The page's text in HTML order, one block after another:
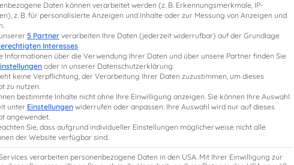
StB-Weiterbildung Lernplanung Studium
Daten können verarbeitet werden (z. B. Erkennungsmerkmale, IP-
z. B. für personalisierte Anzeigen und Inhalte oder zur Messung von Anzeigen und
5 Partner verarbeiten Ihre Daten (jederzeit widerrufbar) auf der Grundlage
Interesses.
Informationen über die Verwendung Ihrer Daten und über unsere Partner finden Sie
oder in unserer Datenschutzerklärung.
keine Verpflichtung, der Verarbeitung Ihrer Daten zuzustimmen, um dieses
zu nutzen.
bestimmte Inhalte nicht ohne Ihre Einwilligung anzeigen. Sie können Ihre Auswahl
unter Einstellungen widerrufen oder anpassen. Ihre Auswahl wird nur auf dieses
angewendet.
Sie, dass aufgrund individueller Einstellungen möglicherweise nicht alle
der Website verfügbar sind.
verarbeiten personenbezogene Daten in den USA. Mit Ihrer Einwilligung zur